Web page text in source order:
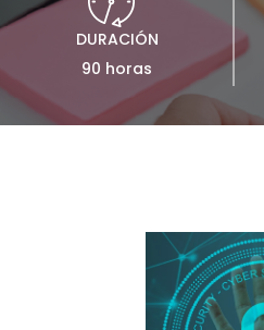
DURACIÓN
90 horas